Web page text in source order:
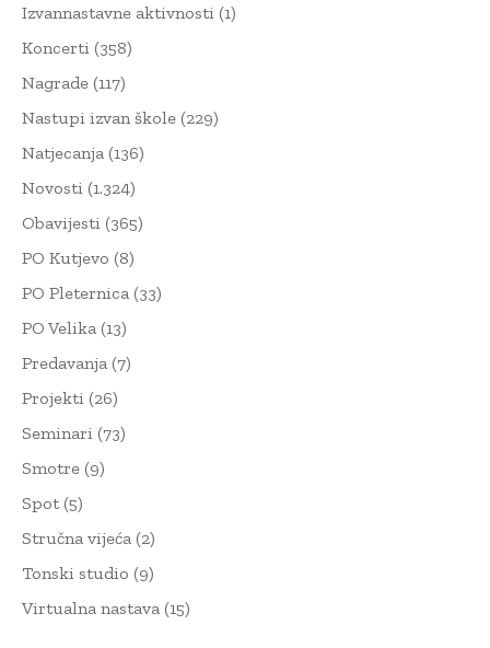
Izvannastavne aktivnosti (1)
Koncerti (358)
Nagrade (117)
Nastupi izvan škole (229)
Natjecanja (136)
Novosti (1.324)
Obavijesti (365)
PO Kutjevo (8)
PO Pleternica (33)
PO Velika (13)
Predavanja (7)
Projekti (26)
Seminari (73)
Smotre (9)
Spot(5)
Stručna vijeća (2)
Tonski studio (9)
Virtualna nastava (15)